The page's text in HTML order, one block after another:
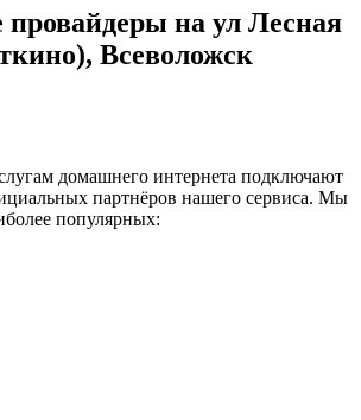
на ул Лесная
Всеволожск
домашнего интернета подключают
партнёров нашего сервиса. Мы
популярных: